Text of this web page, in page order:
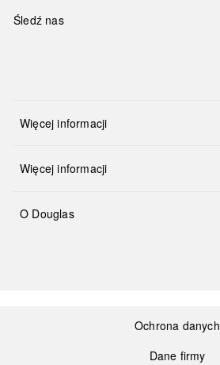
Śledź nas
Więcej informacji
Więcej informacji
O Douglas
Ochrona danych
Dane firmy